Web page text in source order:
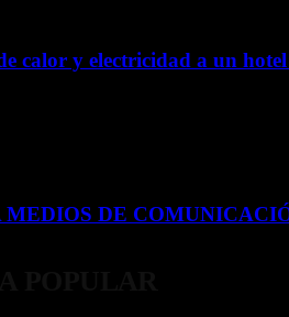
calor y electricidad a un
DE